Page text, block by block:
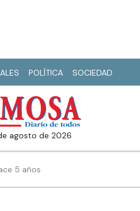
POLÍTICA SOCIEDAD
agosto de 2026
5 años